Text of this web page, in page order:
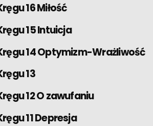
16 Miłość
15 Intuicja
14 Optymizm-Wrażliwość
13
12 O zawufaniu
11 Depresja